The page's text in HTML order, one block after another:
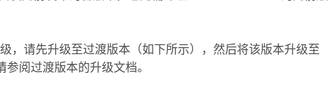
，请先升级至过渡版本（如下所示），然后将该版本升级至
阅过渡版本的升级文档。